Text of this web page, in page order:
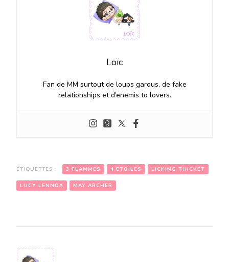
Loïc
Fan de MM surtout de loups garous, de fake
relationships et d’enemis to lovers.
ÉTIQUETTES : 3 FLAMMES 4 ETOILES LICKING THICKET
LUCY LENNOX MAY ARCHER